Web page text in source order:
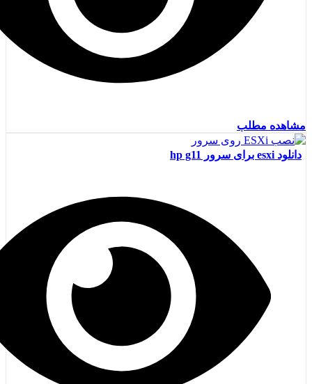
مشاهده مطلب
دانلود esxi برای سرور hp g11